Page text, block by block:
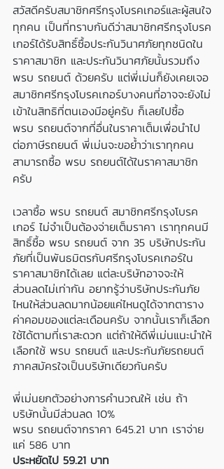
สวัสดีครับสมาชิกศรีกรุงโบรคเกอร์และผู้สนใจ
ทุกคน เป็นที่ทราบกันดีว่าสมาชิกศรีกรุงโบรค
เกอร์ได้รับสิทธิ์ซื้อประกันวินาศภัยทุกชนิดใน
ราคาสมาชิก และประกันวินาศภัยนั้นรวมถึง
พรบ รถยนต์ ด้วยครับ แต่พี่เม่นก็ยังเคยเจอ
สมาชิกศรีกรุงโบรคเกอร์บางคนที่อาจจะยังไม่
เข้าในสิทธิที่ตนเองมีอยู่ครับ ก็เลยไปซื้อ
พรบ รถยนต์จากที่อื่นในราคาเต็มเพื่อนำไป
ต่อภาษีรถยนต์ พี่เม่นจะขอย้ำว่าเราทุกคน
สามารถซื้อ พรบ รถยนต์ได้ในราคาสมาชิก
ครับ
เวลาซื้อ พรบ รถยนต์ สมาชิกศรีกรุงโบรค
เกอร์ ไม่จำเป็นต้องจ่ายเต็มราคา เราทุกคนมี
สิทธิ์ซื้อ พรบ รถยนต์ จาก 35 บริษัทประกัน
ภัยที่เป็นพันธมิตรกับศรีกรุงโบรคเกอร์ใน
ราคาสมาชิกได้เลย แต่ละบริษัทอาจจะให้
ส่วนลดไม่เท่ากัน อยากรู้ว่าบริษัทประกันภัย
ไหนให้ส่วนลดมากน้อยแค่ไหนดูได้จากตาราง
ค่าคอมของแต่ละเดือนครับ จากนั้นเราก็เลือก
ใช้ได้ตามที่เราสะดวก แต่ถ้าให้ดีพี่เม่นแนะนำให้
เลือกใช้ พรบ รถยนต์ และประกันภัยรถยนต์
ภาคสมัครใจเป็นบริษัทเดียวกันครับ
พี่เม่นยกตัวอย่างการคำนวณให้ เช่น ถ้า
บริษัทนั้นมีส่วนลด 10%
พรบ รถยนต์จากราคา 645.21 บาท เราจ่าย
แค่ 586 บาท
ประหยัดไป 59.21 บาท